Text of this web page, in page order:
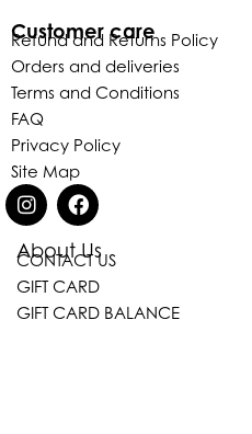
About Us
CONTACT US
GIFT CARD
GIFT CARD BALANCE
Customer care
Refund and Returns Policy
Orders and deliveries
Terms and Conditions
FAQ
Privacy Policy
Site Map
Eleganza Israel